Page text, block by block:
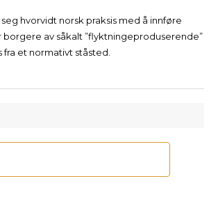
hvorvidt norsk praksis med å innføre
av såkalt ”flyktningeproduserende”
fra et normativt ståsted.